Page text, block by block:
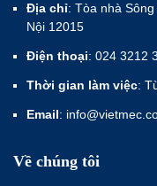
Địa chỉ: Tòa nhà
Nội 12015
Điện thoại: 024 3212
Thời gian làm việc:
Email:
Về chúng tôi